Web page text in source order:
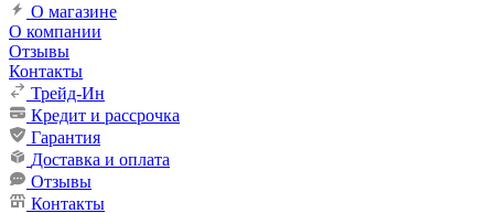
О магазине
О компании
Отзывы
Контакты
Трейд-Ин
Кредит и рассрочка
Гарантия
Доставка и оплата
Отзывы
Контакты